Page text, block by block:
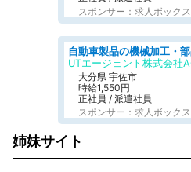
スポンサー：求人ボックス
大分県 宇佐市
時給1,550円
正社員 / 派遣社員
スポンサー：求人ボックス
姉妹サイト